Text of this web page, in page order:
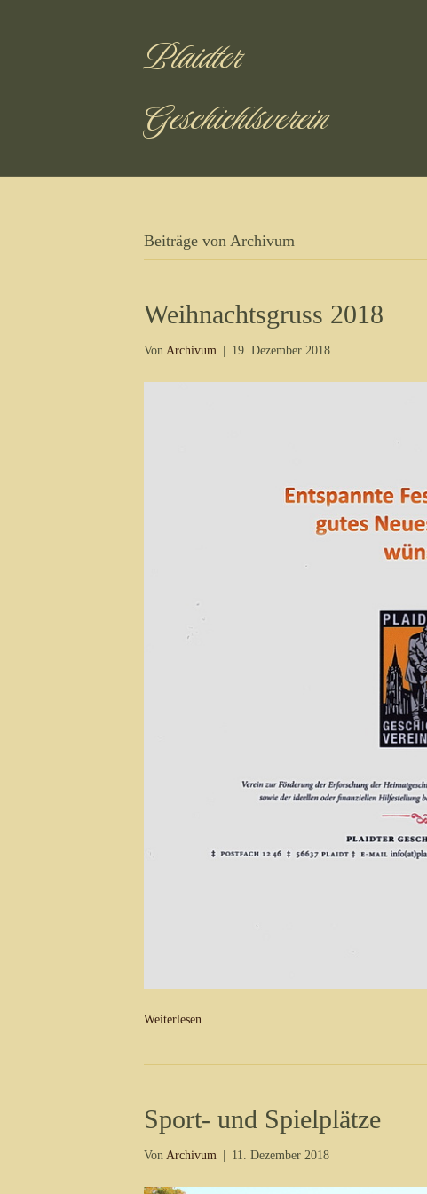
Plaidter
Geschichtsverein
Beiträge von Archivum
Weihnachtsgruss 2018
Von Archivum 19. Dezember 2018
Weiterlesen
Sport- und Spielplätze
Von Archivum 11. Dezember 2018